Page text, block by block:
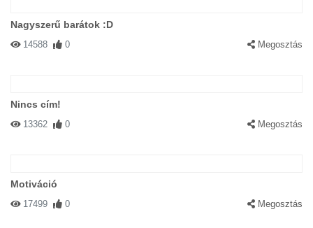
Nagyszerű barátok :D
14588 0 Megosztás
Nincs cím!
13362 0 Megosztás
Motiváció
17499 0 Megosztás